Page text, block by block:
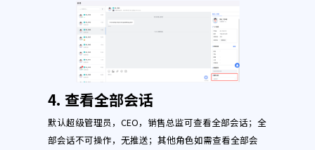
4. 查看全部会话
默认超级管理员，CEO，销售总监可查看全部会话；全
部会话不可操作，无推送；其他角色如需查看全部会